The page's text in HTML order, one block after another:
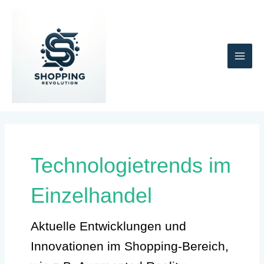
Technologietrends im
Einzelhandel
Aktuelle Entwicklungen und
Innovationen im Shopping-Bereich,